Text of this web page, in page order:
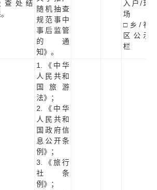
查处结
随机抽查
规范事中
事后监管
的通
知》。
入户/现
场
□乡/社
区公示
栏
1.《中华
人民共和
国旅游
法》；
2.《中华
人民共和
国政府信
息公开条
例》；
3.《旅行
社条
例》；